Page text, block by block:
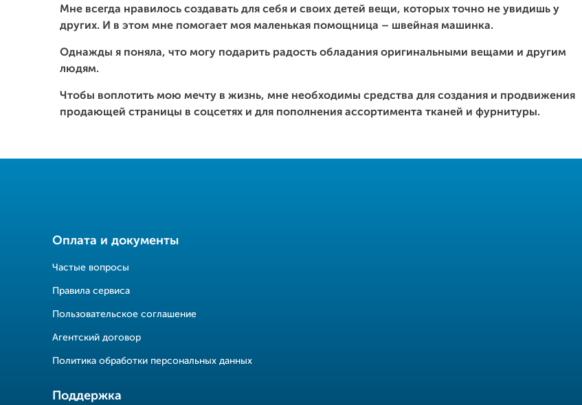
Мне всегда нравилось создавать для себя и своих детей вещи, которых точно не увидишь у
других. И в этом мне помогает моя маленькая помощница – швейная машинка.
Однажды я поняла, что могу подарить радость обладания оригинальными вещами и другим
людям.
Чтобы воплотить мою мечту в жизнь, мне необходимы средства для создания и продвижения
продающей страницы в соцсетях и для пополнения ассортимента тканей и фурнитуры.
Оплата и документы
Частые вопросы
Правила сервиса
Пользовательское соглашение
Агентский договор
Политика обработки персональных данных
Поддержка